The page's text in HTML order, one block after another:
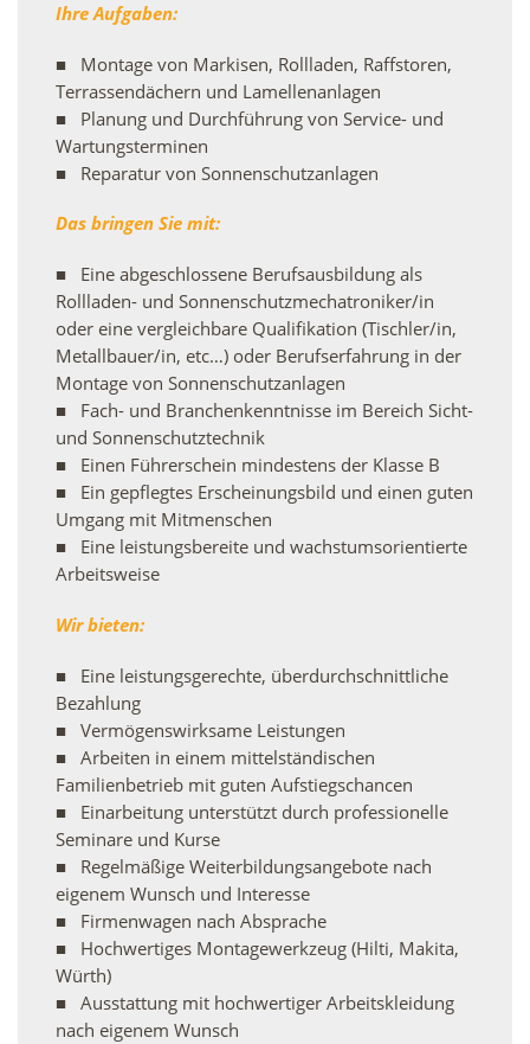
Ihre Aufgaben:
Montage von Markisen, Rollladen, Raffstoren,
Terrassendächern und Lamellenanlagen
Planung und Durchführung von Service- und
Wartungsterminen
Reparatur von Sonnenschutzanlagen
Das bringen Sie mit:
Eine abgeschlossene Berufsausbildung als
Rollladen- und Sonnenschutzmechatroniker/in
oder eine vergleichbare Qualifikation (Tischler/in,
Metallbauer/in, etc…) oder Berufserfahrung in der
Montage von Sonnenschutzanlagen
Fach- und Branchenkenntnisse im Bereich Sicht-
und Sonnenschutztechnik
Einen Führerschein mindestens der Klasse B
Ein gepflegtes Erscheinungsbild und einen guten
Umgang mit Mitmenschen
Eine leistungsbereite und wachstumsorientierte
Arbeitsweise
Wir bieten:
Eine leistungsgerechte, überdurchschnittliche
Bezahlung
Vermögenswirksame Leistungen
Arbeiten in einem mittelständischen
Familienbetrieb mit guten Aufstiegschancen
Einarbeitung unterstützt durch professionelle
Seminare und Kurse
Regelmäßige Weiterbildungsangebote nach
eigenem Wunsch und Interesse
Firmenwagen nach Absprache
Hochwertiges Montagewerkzeug (Hilti, Makita,
Würth)
Ausstattung mit hochwertiger Arbeitskleidung
nach eigenem Wunsch